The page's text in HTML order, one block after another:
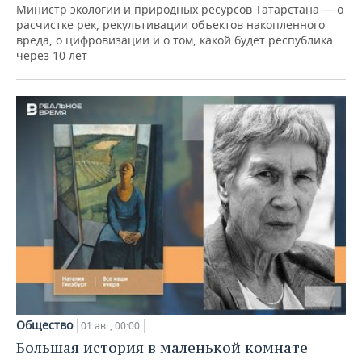
Министр экологии и природных ресурсов Татарстана — о
расчистке рек, рекультивации объектов накопленного
вреда, о цифровизации и о том, какой будет республика
через 10 лет
Общество 01 авг, 00:00
Большая история в маленькой комнате